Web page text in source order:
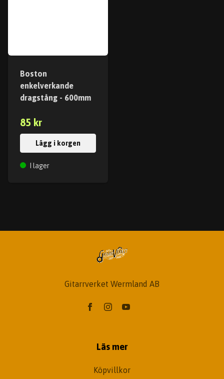
Boston
enkelverkande
dragstång - 600mm
85 kr
Lägg i korgen
I lager
Gitarrverket Wermland AB
Läs mer
Köpvillkor